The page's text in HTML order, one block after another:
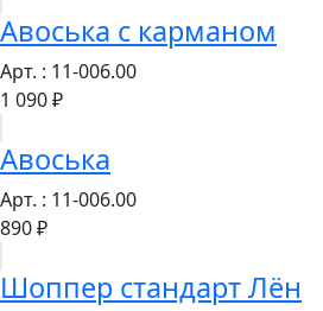
Авоська с карманом
Арт. : 11-006.00
1 090 ₽
Авоська
Арт. : 11-006.00
890 ₽
Шоппер стандарт Лён